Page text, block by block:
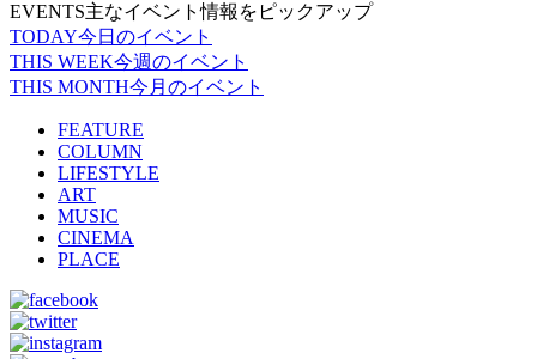
EVENTS主なイベント情報をピックアップ
TODAY今日のイベント
THIS WEEK今週のイベント
THIS MONTH今月のイベント
FEATURE
COLUMN
LIFESTYLE
ART
MUSIC
CINEMA
PLACE